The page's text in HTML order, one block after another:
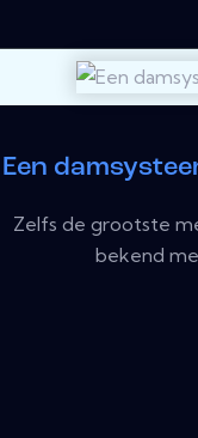
Een
Zelfs de grootste
bekend